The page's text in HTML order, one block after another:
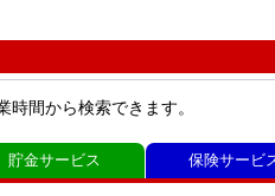
時間から検索できます。
貯金サービス 保険サービ